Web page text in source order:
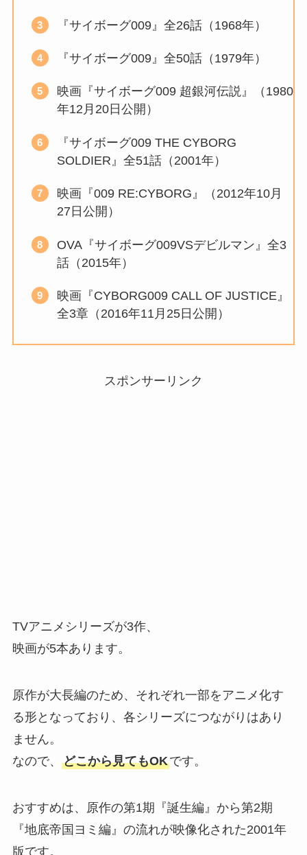
『サイボーグ009』全26話（1968年）
『サイボーグ009』全50話（1979年）
映画『サイボーグ009 超銀河伝説』（1980
年12月20日公開）
『サイボーグ009 THE CYBORG
SOLDIER』全51話（2001年）
映画『009 RE:CYBORG』（2012年10月
27日公開）
OVA『サイボーグ009VSデビルマン』全3
話（2015年）
映画『CYBORG009 CALL OF JUSTICE』
全3章（2016年11月25日公開）
スポンサーリンク
TVアニメシリーズが3作、
映画が5本あります。
原作が大長編のため、それぞれ一部をアニメ化す
る形となっており、各シリーズにつながりはあり
ません。
なので、 どこから見てもOKです。
おすすめは、原作の第1期『誕生編』から第2期
『地底帝国ヨミ編』の流れが映像化された2001年
版です。